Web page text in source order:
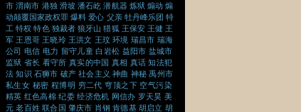
市 渭南市 港独 滑坡 潘石屹 潜航器 炼狱 煽动 煽
动颠覆国家政权罪 爆料 爱心 父亲 牡丹峰乐团 特
工 特权 特色 独裁者 狼牙山 猎狐 王保安 王健 王
军 王恩哥 王晓玲 王洪文 王玟 环境 瑞昌市 瑞海
公司 电信 电力 留守儿童 白岩松 益阳市 盐城市
监狱 省长 看守所 真实的中国 真相 真话 知法犯
法 知识 石狮市 破产 社会主义 神曲 神秘 禹州市
私生女 秘密 程博明 穷二代 穹顶之下 空气污染
精英 红色高棉 纪委 经济危机 网信办 罗天昊 美
元 老百姓 联合国 肇庆市 肖钢 肯德基 胡启立 胡